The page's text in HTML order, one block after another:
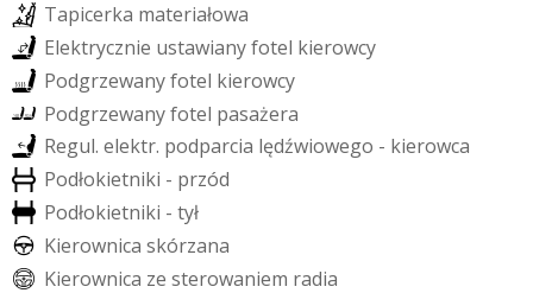
Tapicerka materiałowa
Elektrycznie ustawianyfotel kierowcy
Podgrzewanyfotel kierowcy
Podgrzewanyfotel pasażera
Regul. elektr. podparcia lędźwiowego - kierowca
Podłokietniki - przód
Podłokietniki - tył
Kierownica skórzana
Kierownica ze sterowaniem radia